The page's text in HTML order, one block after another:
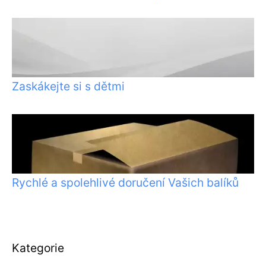
Zaskákejte si s dětmi
Rychlé a spolehlivé doručení Vašich balíků
Kategorie